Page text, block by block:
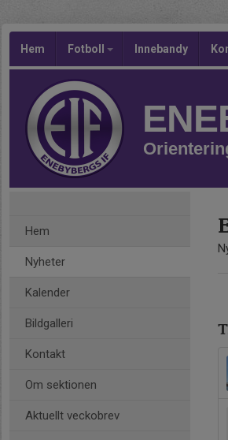
Hem Fotboll Innebandy
Hem
Nyheter
Kalender
Bildgalleri
Kontakt
Om sektionen
Aktuellt veckobrev